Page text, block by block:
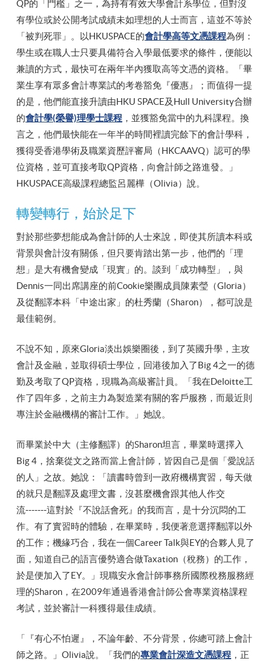
QP的「門檻」之一，為持有有效大學會計系學位，但對沒
有學位或於公開考試成績未如理想的人士而言，這並不等於
「被判死罪」。以HKUSPACE的會計學高等文憑課程為例：
學生或在職人士只要具備符合入學最低要求的條件，便能以
兼讀的方式，最快可在兩年半內獲取高等文憑的資格。「畢
業生享有眾多會計專業試的考卷豁免『優惠』；而值得一提
的是，他們能直接升讀由HKU SPACE及Hull University合辦
的會計學(榮譽)理學士課程 ，並獲豁免當中的九科課程。換
言之，他們最快能在一年半的時間裡讀完餘下的會計學科，
獲得受香港學術及職業資歷評審局（HKCAAVQ）認可的學
位資格，並可直接考取QP資格，向會計師之路進發。」
HKUSPACE高級課程總監呂麗樺（Olivia）說。
轉變轉行，始於足下
對於那些夢想能成為會計師的人士來說，即使其所讀本科或
背景與會計沒有關係，但只要肯踏出第一步，他們的「理
想」是大有機會變成「現實」的。談到「成功轉型」，與
Dennis一同出席講座的前Cookie樂團成員陳素瑩（Gloria）
及從翻譯本科「中途出家」的杜秀蘭（Sharon），都可說是
最佳範例。
不說不知，原來Gloria淡出娛樂圈後，到了英國升學，主攻
會計及金融，並取得碩士學位，回港後加入了Big 4之一的德
勤及考取了QP資格，現職為高級審計員。「我在Deloitte工
作了四年多，之前主力為製造業有關的客戶服務，而最近則
專注於金融機構的審計工作。」她說。
而畢業於中大（主修翻譯）的Sharon坦言，畢業時選擇入
Big 4，捨棄從文之路而當上會計師，皆因自己是個「愛說話
的人」之故。她說：「讀書時曾到一政府機構實習，每天做
的就只是翻譯及處理文書，沒甚麼機會跟其他人作交
流‑‑‑‑‑‑‑這對於『不說話會死』的我而言，是十分沉悶的工
作。有了實習時的體驗，在畢業時，我便著意選擇翻譯以外
的工作；機緣巧合，我在一個Career Talk與EY的合夥人見了
面，知道自己的語言優勢適合做Taxation（稅務）的工作，
於是便加入了EY。」現職安永會計師事務所國際稅務服務經
理的Sharon，在2009年通過香港會計師公會專業資格課程
考試，並於審計一科獲得最佳成績。
「『有心不怕遲』，不論年齡、不分背景，你總可踏上會計
師之路。」Olivia說。「我們的專業會計深造文憑課程 ，正